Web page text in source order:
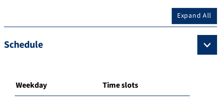
Expand All
Schedule
Weekday Time slots